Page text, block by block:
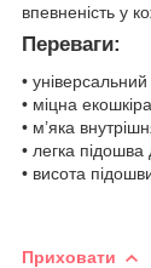
впевненість у
Переваги:
•
• міцна
• м’яка
• легка
• висота
Приховати